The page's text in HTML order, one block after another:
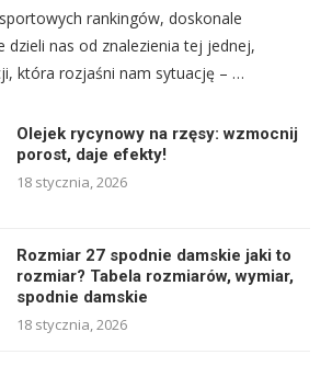
rankingów, doskonale
dzieli nas od znalezienia tej jednej,
która rozjaśni nam sytuację – …
Olejek rycynowy na rzęsy: wzmocnij
porost, daje efekty!
18 stycznia, 2026
Rozmiar 27 spodnie damskie jaki to
rozmiar? Tabela rozmiarów, wymiar,
spodnie damskie
18 stycznia, 2026